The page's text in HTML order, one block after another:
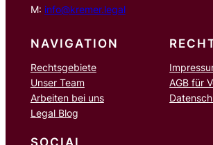
M: info@kremer.legal
NAVIGATION
Rechtsgebiete
Unser Team
Arbeiten bei uns
Legal Blog
AGB für
SOCIAL